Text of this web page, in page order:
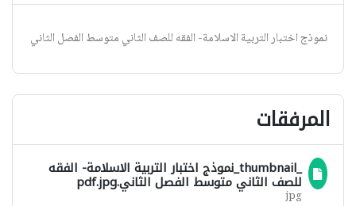
نموذج اختبار التربية الاسلامة- الفقه للصف الثاني متوسط الفصل الثاني
المرفقات
_thumbnail_نموذج اختبار التربية الاسلامة- الفقه
للصف الثاني متوسط الفصل الثاني.pdf.jpg
jpg